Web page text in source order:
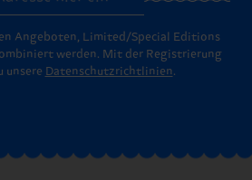
Angeboten, Limited/Special Editions
werden. Mit der Registrierung
unsere Datenschutzrichtlinien.